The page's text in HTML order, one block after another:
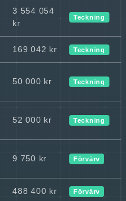
3 554 054
kr
Teckning
169 042 kr Teckning
50 000 kr Teckning
52 000 kr Teckning
9 750 kr Förvärv
488 400 kr Förvärv